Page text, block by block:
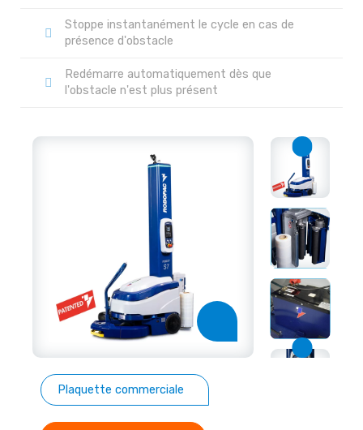
Stoppe instantanément le cycle en cas de
présence d'obstacle
Redémarre automatiquement dès que
l'obstacle n'est plus présent
Plaquette commerciale